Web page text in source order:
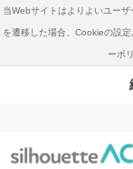
当Webサイトはよりよいユー
を遷移した場合、Cookieの設
ーポ